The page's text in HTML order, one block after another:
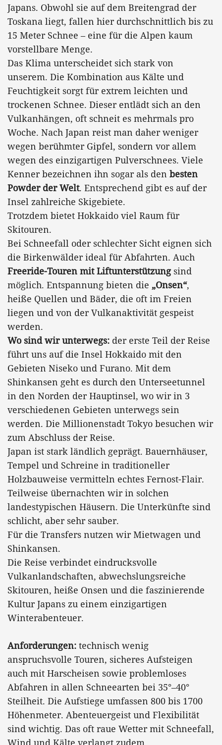
Japans. Obwohl sie auf dem Breitengrad der
Toskana liegt, fallen hier durchschnittlich bis zu
15 Meter Schnee – eine für die Alpen kaum
vorstellbare Menge.
Das Klima unterscheidet sich stark von
unserem. Die Kombination aus Kälte und
Feuchtigkeit sorgt für extrem leichten und
trockenen Schnee. Dieser entlädt sich an den
Vulkanhängen, oft schneit es mehrmals pro
Woche. Nach Japan reist man daher weniger
wegen berühmter Gipfel, sondern vor allem
wegen des einzigartigen Pulverschnees. Viele
Kenner bezeichnen ihn sogar als den besten
Powder der Welt. Entsprechend gibt es auf der
Insel zahlreiche Skigebiete.
Trotzdem bietet Hokkaido viel Raum für
Skitouren.
Bei Schneefall oder schlechter Sicht eignen sich
die Birkenwälder ideal für Abfahrten. Auch
Freeride-Touren mit Liftunterstützungsind
möglich. Entspannung bieten die „Onsen“,
heiße Quellen und Bäder, die oft im Freien
liegen und von der Vulkanaktivität gespeist
werden.
Wo sind wir unterwegs: der erste Teil der Reise
führt uns auf die Insel Hokkaido mit den
Gebieten Niseko und Furano. Mit dem
Shinkansen geht es durch den Unterseetunnel
in den Norden der Hauptinsel, wo wir in 3
verschiedenen Gebieten unterwegs sein
werden. Die Millionenstadt Tokyo besuchen wir
zum Abschluss der Reise.
Japan ist stark ländlich geprägt. Bauernhäuser,
Tempel und Schreine in traditioneller
Holzbauweise vermitteln echtes Fernost-Flair.
Teilweise übernachten wir in solchen
landestypischen Häusern. Die Unterkünfte sind
schlicht, aber sehr sauber.
Für die Transfers nutzen wir Mietwagen und
Shinkansen.
Die Reise verbindet eindrucksvolle
Vulkanlandschaften, abwechslungsreiche
Skitouren, heiße Onsen und die faszinierende
Kultur Japans zu einem einzigartigen
Winterabenteuer.
Anforderungen: technisch wenig
anspruchsvolle Touren, sicheres Aufsteigen
auch mit Harscheisen sowie problemloses
Abfahren in allen Schneearten bei 35°–40°
Steilheit. Die Aufstiege umfassen 800 bis 1700
Höhenmeter. Abenteuergeist und Flexibilität
sind wichtig. Das oft raue Wetter mit Schneefall,
Wind und Kälte verlangt zudem